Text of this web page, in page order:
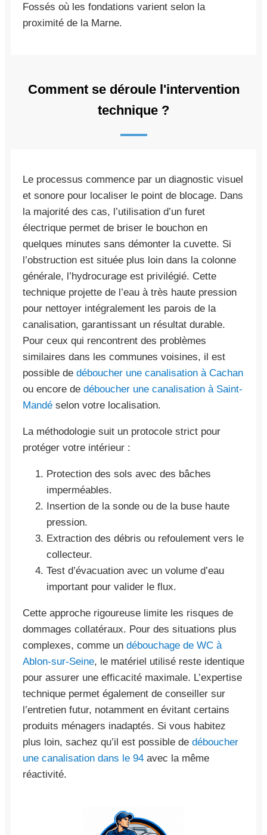
Fossés où les fondations varient selon la
proximité de la Marne.
Comment se déroule l'intervention
technique ?
Le processus commence par un diagnostic visuel
et sonore pour localiser le point de blocage. Dans
la majorité des cas, l’utilisation d’un furet
électrique permet de briser le bouchon en
quelques minutes sans démonter la cuvette. Si
l’obstruction est située plus loin dans la colonne
générale, l’hydrocurage est privilégié. Cette
technique projette de l’eau à très haute pression
pour nettoyer intégralement les parois de la
canalisation, garantissant un résultat durable.
Pour ceux qui rencontrent des problèmes
similaires dans les communes voisines, il est
possible de déboucher une canalisation à Cachan
ou encore de déboucher une canalisation à Saint-
Mandé selon votre localisation.
La méthodologie suit un protocole strict pour
protéger votre intérieur :
Protection des sols avec des bâches
imperméables.
Insertion de la sonde ou de la buse haute
pression.
Extraction des débris ou refoulement vers le
collecteur.
Test d’évacuation avec un volume d’eau
important pour valider le flux.
Cette approche rigoureuse limite les risques de
dommages collatéraux. Pour des situations plus
complexes, comme un débouchage de WC à
Ablon-sur-Seine, le matériel utilisé reste identique
pour assurer une efficacité maximale. L’expertise
technique permet également de conseiller sur
l’entretien futur, notamment en évitant certains
produits ménagers inadaptés. Si vous habitez
plus loin, sachez qu’il est possible de déboucher
une canalisation dans le 94 avec la même
réactivité.